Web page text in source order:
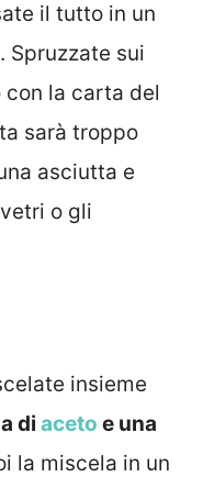
il tutto in un
Spruzzate sui
la carta del
sarà troppo
asciutta e
o gli
insieme
di aceto e una
la miscela in un